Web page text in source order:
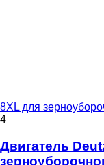
8XL для
4
Двигатель